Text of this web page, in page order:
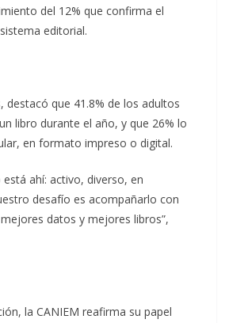
del 12% que confirma el
editorial.
destacó que 41.8% de los adultos
libro durante el año, y que 26% lo
en formato impreso o digital.
está ahí: activo, diverso, en
desafío es acompañarlo con
datos y mejores libros”,
la CANIEM reafirma su papel